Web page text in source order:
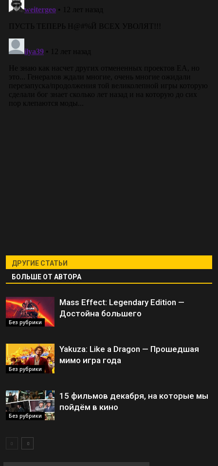
ДРУГИЕ СТАТЬИ
БОЛЬШЕ ОТ АВТОРА
Без рубрики
Mass Effect: Legendary Edition —
Достойна большего
Без рубрики
Yakuza: Like a Dragon — Прошедшая
мимо игра года
Без рубрики
15 фильмов декабря, на которые мы
пойдём в кино